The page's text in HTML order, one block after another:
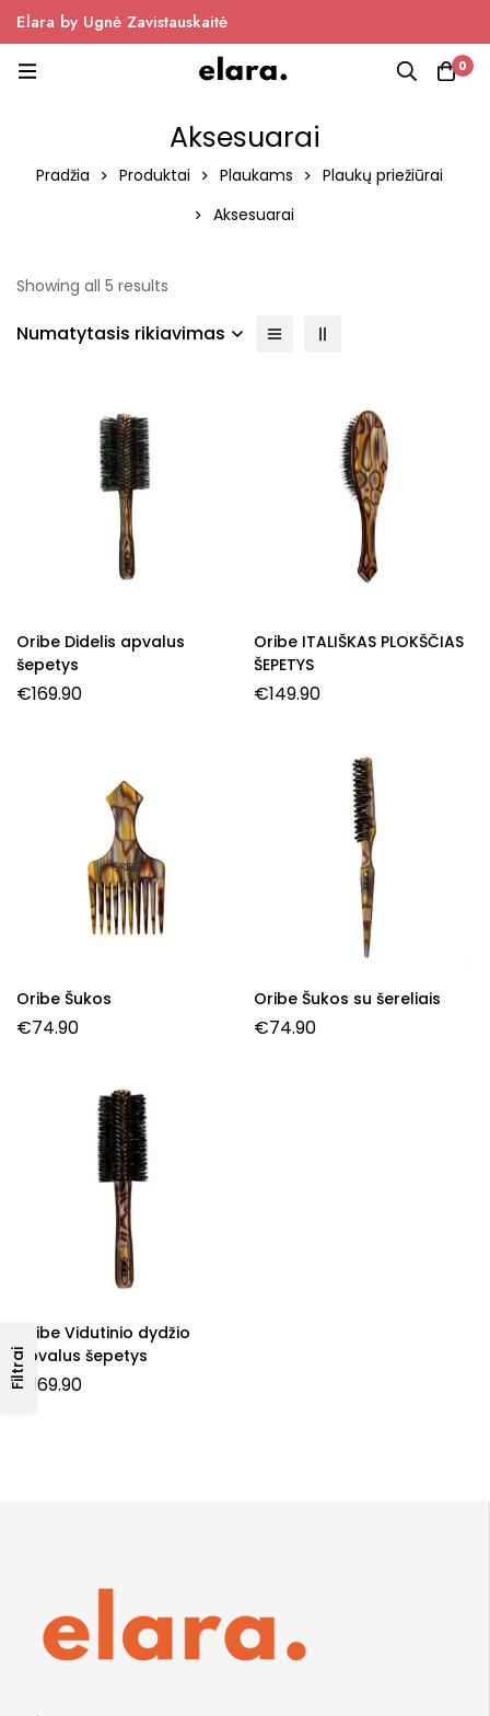
Elara by Ugnė Zavistauskaitė
0
Aksesuarai
Pradžia Produktai Plaukams
Plaukų priežiūrai
Aksesuarai
Filtrai
Showing all 5 results
Numatytasis rikiavimas
Oribe Didelis apvalus
šepetys
€169.90
Oribe ITALIŠKAS PLOKŠČIAS
ŠEPETYS
€149.90
Oribe Šukos
€74.90
Oribe Šukos su šereliais
€74.90
Oribe Vidutinio dydžio
apvalus šepetys
€ 169.90